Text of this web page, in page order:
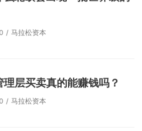
马拉松资本
层买卖真的能赚钱吗？
马拉松资本